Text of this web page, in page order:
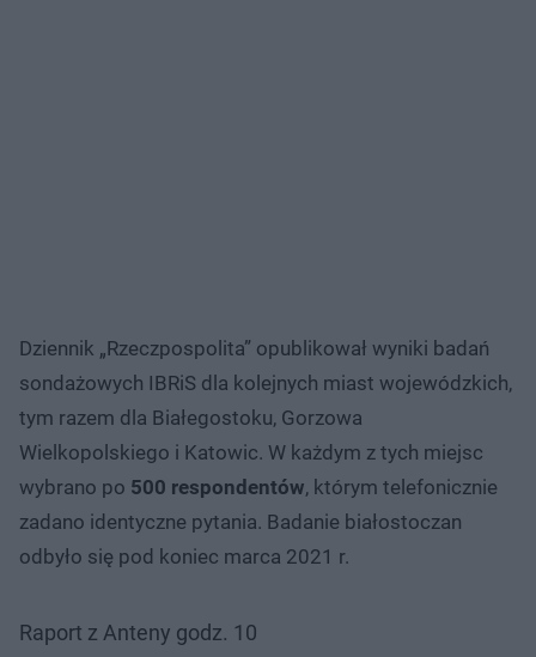
Dziennik „Rzeczpospolita” opublikował wyniki badań
sondażowych IBRiS dla kolejnych miast wojewódzkich,
tym razem dla Białegostoku, Gorzowa
Wielkopolskiego i Katowic. W każdym z tych miejsc
wybrano po 500 respondentów, którym telefonicznie
zadano identyczne pytania. Badanie białostoczan
odbyło się pod koniec marca 2021 r.
Raport z Anteny godz. 10